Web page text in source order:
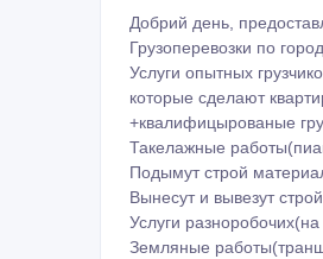
Добрий день,
Грузоперевозки по
Услуги опытных
которые сделают
+квалифицырованые
Такелажные
Подымут строй
Вынесут и вывезут
Услуги разноробочих(на
Земляные